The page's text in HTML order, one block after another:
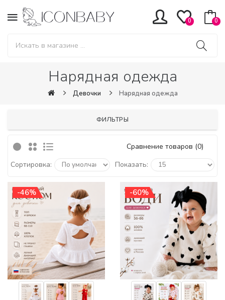
0 0
Нарядная одежда
Девочки Нарядная одежда
ФИЛЬТРЫ
Сравнение товаров (0)
Сортировка:
Показать:
-46% -60%